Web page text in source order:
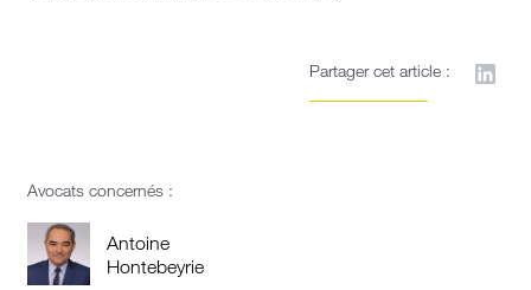
Partager cet article :
Avocats concernés :
Antoine
Hontebeyrie